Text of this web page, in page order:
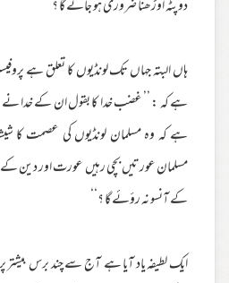
دوپٹہ اوڑھنا ضروری ہو جائے گا ؟‘‘
ہاں البتہ جہاں تک لونڈیوں کا تعلق ہے
ہے کہ : ’’ غضب خدا کا بقول ان کے خدا نے
ہے کہ وہ مسلمان لونڈیوں کی عصمت کا
مسلمان عورتیں بچی رہیں عورت اور دین کے
کے آنسو نہ رؤئے گا ؟‘‘
ایک لطیفہ یاد آیا ہے آج سے چند برس